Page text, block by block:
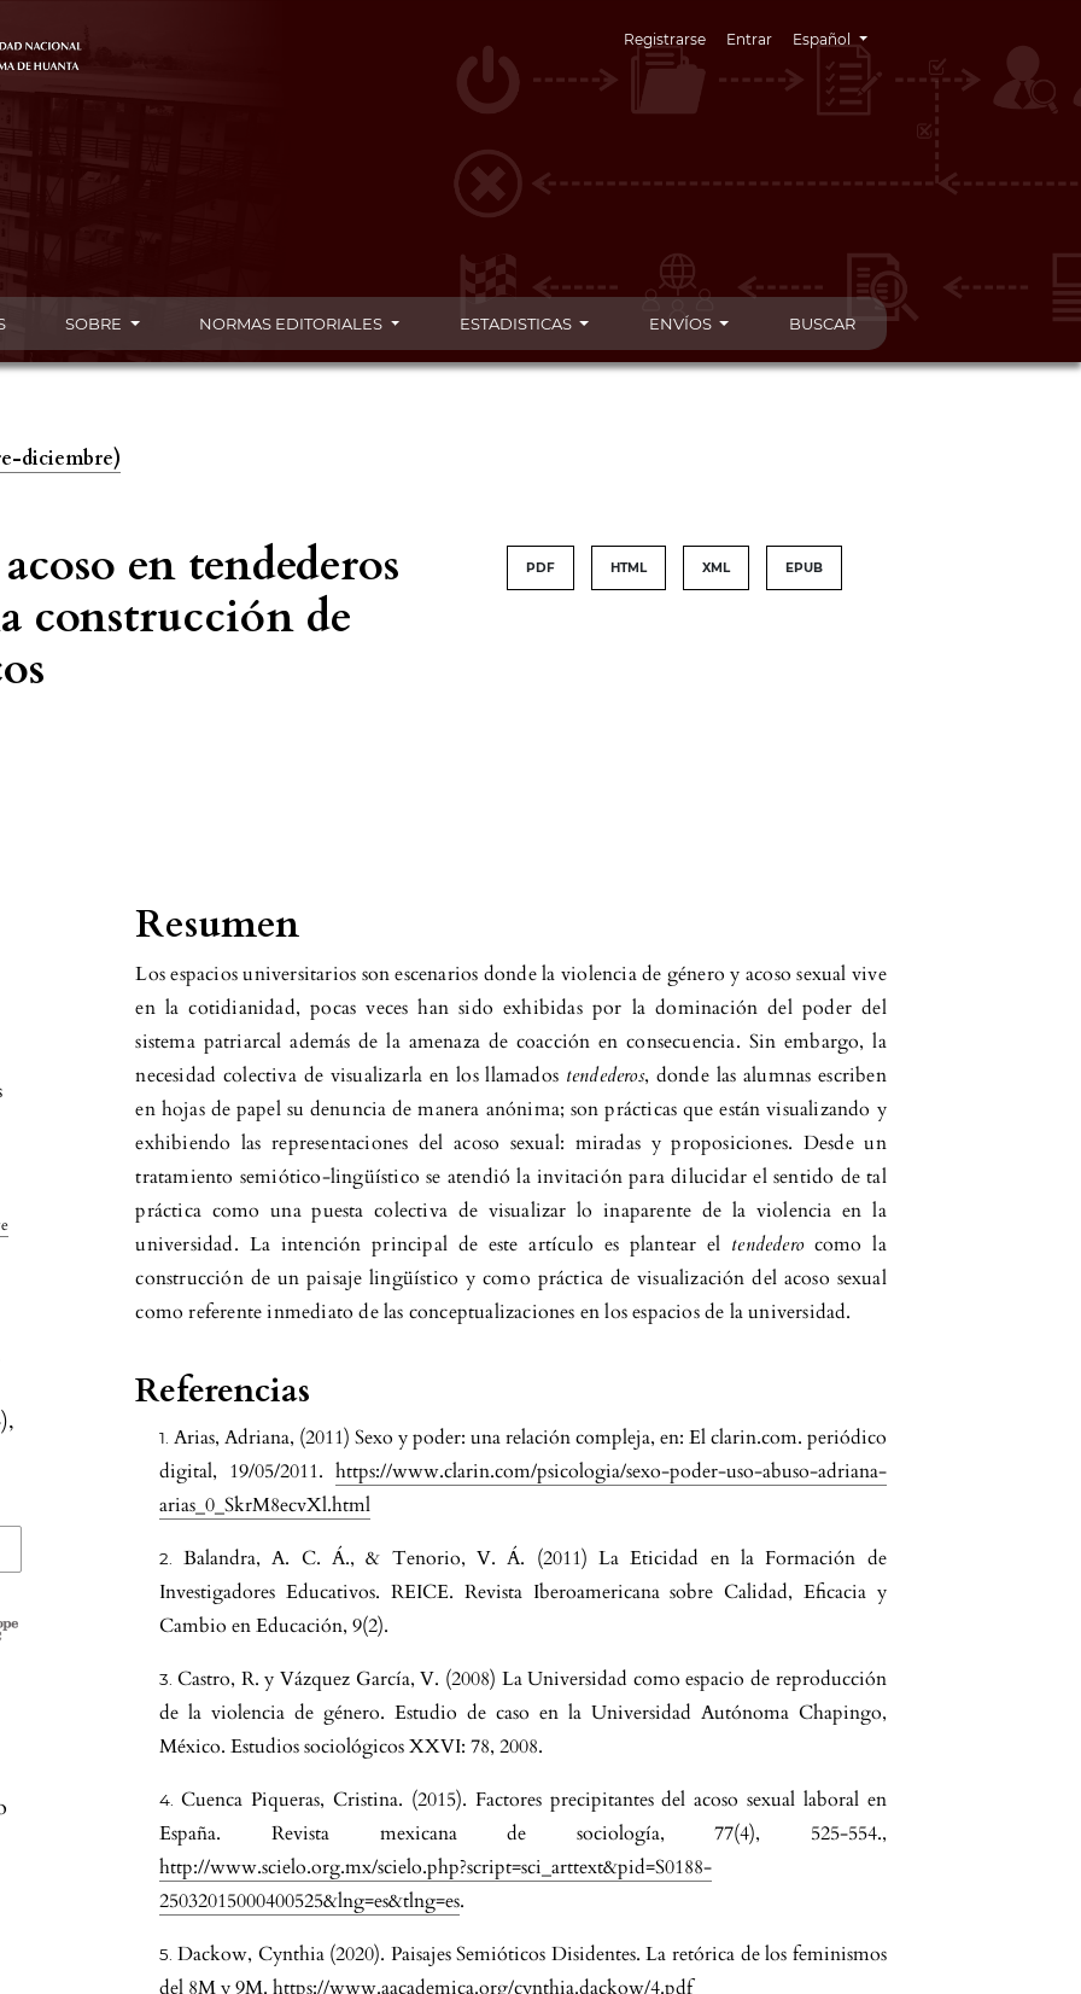
Registrarse Entrar Cambiar el idioma. El idioma actual es:
Español
SOBRE NORMAS EDITORIALES ESTADISTICAS ENVÍOS BUSCAR
diciembre)
en tendederos
construcción de
PDF HTML XML EPUB
Resumen
Los espacios universitarios son escenarios donde la violencia de género y acoso sexual vive
en la cotidianidad, pocas veces han sido exhibidas por la dominación del poder del
sistema patriarcal además de la amenaza de coacción en consecuencia. Sin embargo, la
necesidad colectiva de visualizarla en los llamados tendederos, donde las alumnas escriben
en hojas de papel su denuncia de manera anónima; son prácticas que están visualizando y
exhibiendo las representaciones del acoso sexual: miradas y proposiciones. Desde un
tratamiento semiótico-lingüístico se atendió la invitación para dilucidar el sentido de tal
práctica como una puesta colectiva de visualizar lo inaparente de la violencia en la
universidad. La intención principal de este artículo es plantear el tendedero como la
construcción de un paisaje lingüístico y como práctica de visualización del acoso sexual
como referente inmediato de las conceptualizaciones en los espacios de la universidad.
Referencias
Arias, Adriana, (2011) Sexo y poder: una relación compleja, en: El clarin.com. periódico
digital, 19/05/2011. https://www.clarin.com/psicologia/sexo-poder-uso-abuso-adriana-
arias_0_SkrM8ecvXl.html
Balandra, A. C. Á., & Tenorio, V. Á. (2011) La Eticidad en la Formación de
Investigadores Educativos. REICE. Revista Iberoamericana sobre Calidad, Eficacia y
Cambio en Educación, 9(2).
Castro, R. y Vázquez García, V. (2008) La Universidad como espacio de reproducción
de la violencia de género. Estudio de caso en la Universidad Autónoma Chapingo,
México. Estudios sociológicos XXVI: 78, 2008.
Cuenca Piqueras, Cristina. (2015). Factores precipitantes del acoso sexual laboral en
España. Revista mexicana de sociología, 77(4), 525-554.,
http://www.scielo.org.mx/scielo.php?script=sci_arttext&pid=S0188-
25032015000400525&lng=es&tlng=es.
Dackow, Cynthia (2020). Paisajes Semióticos Disidentes. La retórica de los feminismos
del 8M y 9M.https://www.aacademica.org/cynthia.dackow/4.pdf